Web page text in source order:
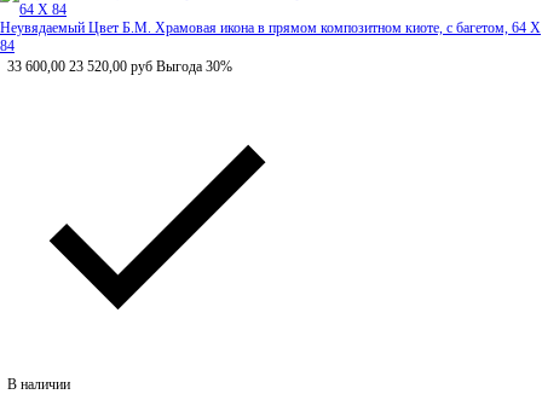
Неувядаемый Цвет Б.М. Храмовая икона в прямом композитном киоте, с багетом, 64 Х
84
33 600,00 23 520,00 руб Выгода 30%
В наличии